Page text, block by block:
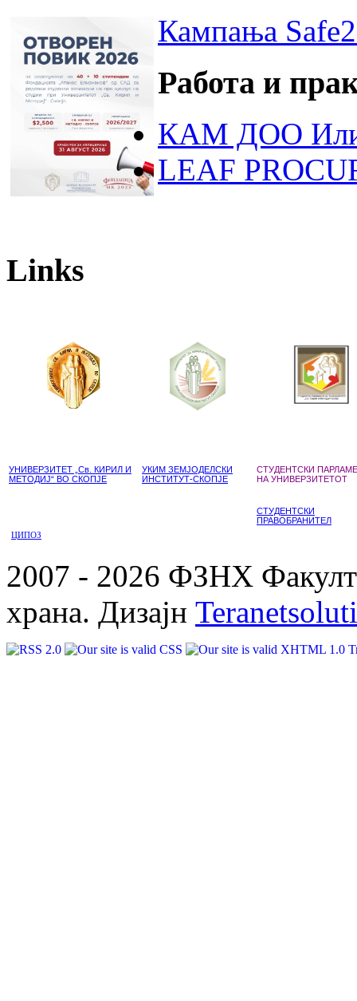
Кампања
Работа и
КАМ ДОО
LEAF
Links
УНИВЕРЗИТЕТ „Св. КИРИЛ И
МЕТОДИЈ“ ВО СКОПЈЕ
УКИМ ЗЕМЈОДЕЛСКИ
ИНСТИТУТ-СКОПЈЕ
СТУДЕНТСКИ
НА УНИВЕРЗИТЕТОТ
СТУДЕНТСКИ
ПРАВОБРАНИТЕЛ
ЦИПОЗ
2007 - 2026 ФЗНХ
храна. Дизајн